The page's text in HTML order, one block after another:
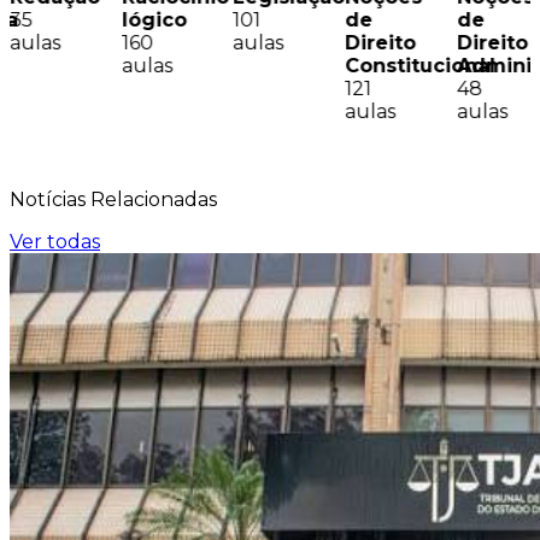
35
aulas
lógico
160
aulas
101
aulas
de
Direito
Constitucional
121
aulas
de
Direito
48
aulas
Notícias Relacionadas
Ver todas